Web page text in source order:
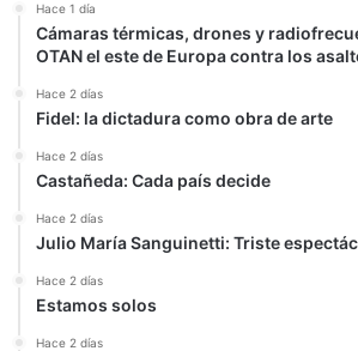
Hace 1 día
Cámaras térmicas, drones y
OTAN el este de Europa contra los
Hace 2 días
Fidel: la dictadura como obra de arte
Hace 2 días
Castañeda: Cada país decide
Hace 2 días
Julio María Sanguinetti: Triste
Hace 2 días
Estamos solos
Hace 2 días